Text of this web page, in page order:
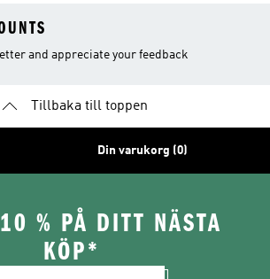
and appreciate your feedback
Tillbaka till toppen
Din varukorg (0)
% PÅ DITT NÄSTA
KÖP*